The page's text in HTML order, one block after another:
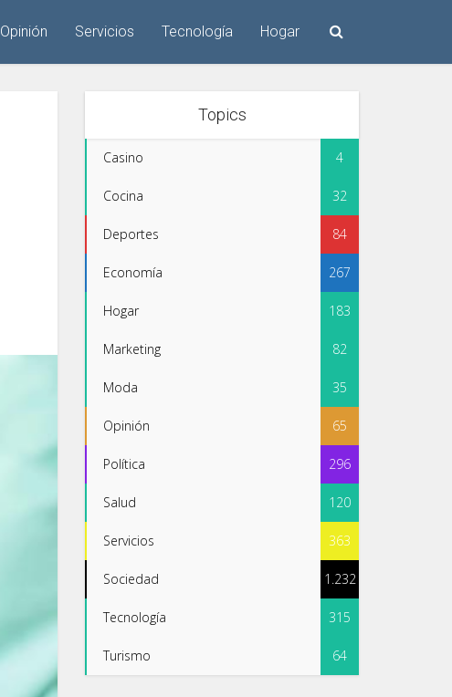
Opinión Servicios Tecnología Hogar
Topics
Casino 4
Cocina 32
Deportes 84
Economía 267
Hogar 183
Marketing 82
Moda 35
Opinión 65
Política 296
Salud 120
Servicios 363
Sociedad 1.232
Tecnología 315
Turismo 64